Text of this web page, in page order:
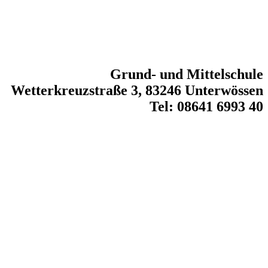
Grund- und Mittelschule
Wetterkreuzstraße 3, 83246 Unterwössen
Tel: 08641 6993 40